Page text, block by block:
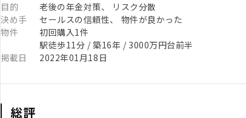
目的
老後の年金対策、 リスク分散
決め手
セールスの信頼性、 物件が良かった
物件
初回購入1件
駅徒歩11分 / 築16年 / 3000万円台前半
掲載日
2022年01月18日
総評